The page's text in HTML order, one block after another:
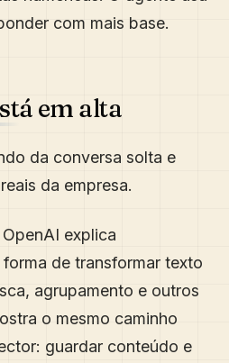
com mais base.
em alta
da conversa solta e
da empresa.
explica
de transformar texto
agrupamento e outros
o mesmo caminho
guardar conteúdo e